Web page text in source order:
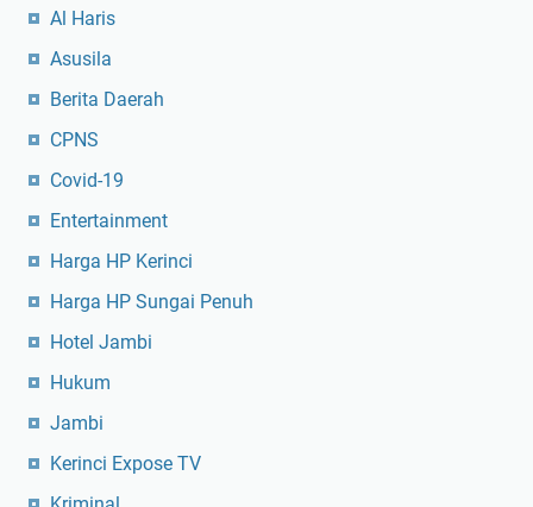
Al Haris
Asusila
Berita Daerah
CPNS
Covid-19
Entertainment
Harga HP Kerinci
Harga HP Sungai Penuh
Hotel Jambi
Hukum
Jambi
Kerinci Expose TV